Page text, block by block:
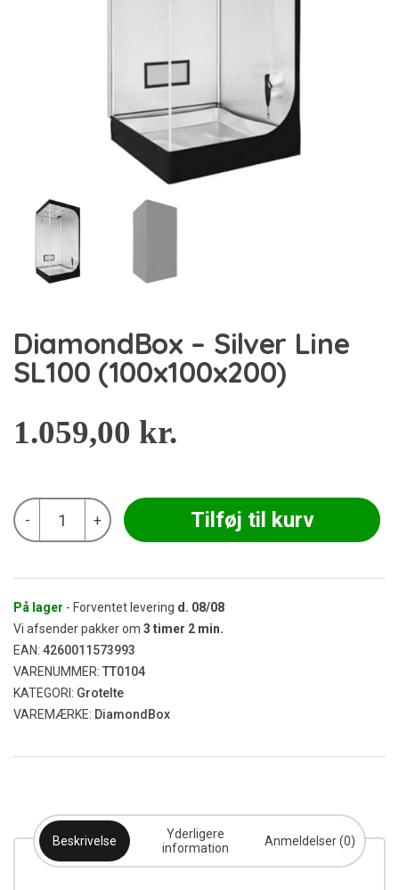
DiamondBox – Silver Line
SL100 (100x100x200)
1.059,00 kr.
-
DiamondBox
Silver
antal
+ Tilføj til kurv
På lager - Forventet levering d. 08/08
Vi afsender pakker om 3 timer 2 min.
EAN: 4260011573993
VARENUMMER: TT0104
KATEGORI: Grotelte
VAREMÆRKE: DiamondBox
Beskrivelse
Yderligere
information
Anmeldelser (0)